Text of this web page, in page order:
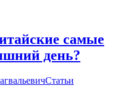
самые
день?
Статьи